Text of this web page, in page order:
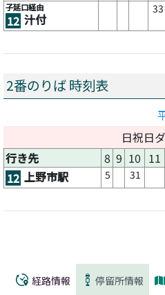
子延口経由
12 汁付
33
2番のりば 時刻表
日祝日
行き先
8 9 10 11
12 上野市駅 5 31
経路情報 停留所情報